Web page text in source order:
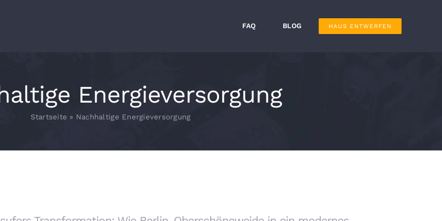
FAQ BLOG HAUS ENTWERFEN
Energieversorgung
Startseite » Nachhaltige Energieversorgung